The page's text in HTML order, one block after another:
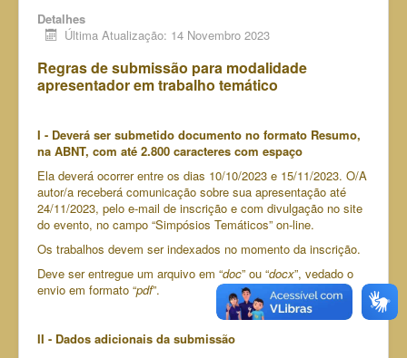
Detalhes
Última Atualização: 14 Novembro 2023
Regras de submissão para modalidade
apresentador em trabalho temático
I - Deverá ser submetido documento no formato Resumo,
na ABNT, com até 2.800 caracteres com espaço
Ela deverá ocorrer entre os dias 10/10/2023 e 15/11/2023. O/A
autor/a receberá comunicação sobre sua apresentação até
24/11/2023, pelo e-mail de inscrição e com divulgação no site
do evento, no campo “Simpósios Temáticos” on-line.
Os trabalhos devem ser indexados no momento da inscrição.
Deve ser entregue um arquivo em “doc” ou “docx”, vedado o
envio em formato “pdf”.
II - Dados adicionais da submissão